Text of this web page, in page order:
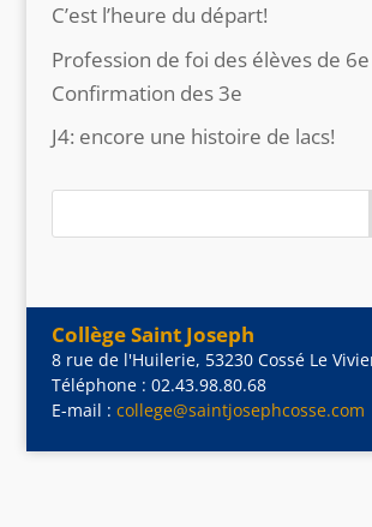
C’est l’heure du départ!
Profession de foi des élèves de
Confirmation des 3e
J4: encore une histoire de lacs!
Collège Saint Joseph
8 rue de l'Huilerie, 53230 Cossé Le
Téléphone : 02.43.98.80.68
E-mail : college@saintjosephcosse.com